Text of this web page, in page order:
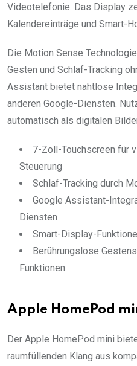
Videotelefonie. Das Display
Kalendereinträge und Smart-
Die Motion Sense
Gesten und Schlaf-Tracking
Assistant bietet nahtlose
anderen Google-Diensten.
automatisch als digitalen
7-Zoll-Touchscreen für
Steuerung
Schlaf-Tracking durch
Google Assistant-
Diensten
Smart-Display-
Berührungslose
Funktionen
Apple HomePod
Der Apple HomePod mini
raumfüllenden Klang aus